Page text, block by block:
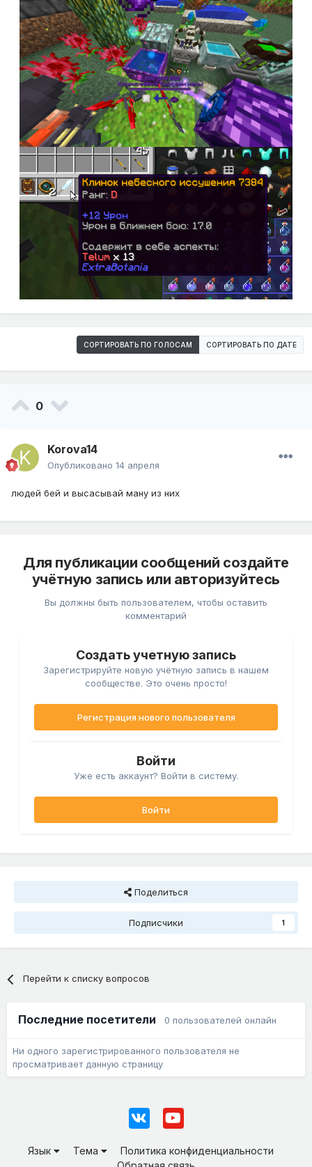
СОРТИРОВАТЬ ПО ГОЛОСАМ СОРТИРОВАТЬ ПО ДАТЕ
0
Korova14
Опубликовано 14 апреля
людей бей и высасывай ману из них
Для публикации сообщений создайте
учётную запись или авторизуйтесь
Вы должны быть пользователем, чтобы оставить
комментарий
Создать учетную запись
Зарегистрируйте новую учётную запись в нашем
сообществе. Это очень просто!
Регистрация нового пользователя
Войти
Уже есть аккаунт? Войти в систему.
Войти
Поделиться
Подписчики 1
Перейти к списку вопросов
Последние посетители 0 пользователей онлайн
Ни одного зарегистрированного пользователя не
просматривает данную страницу
Язык Тема
Политика конфиденциальности